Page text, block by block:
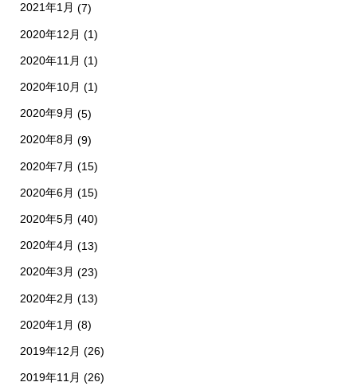
2021年1月 (7)
2020年12月 (1)
2020年11月 (1)
2020年10月 (1)
2020年9月 (5)
2020年8月 (9)
2020年7月 (15)
2020年6月 (15)
2020年5月 (40)
2020年4月 (13)
2020年3月 (23)
2020年2月 (13)
2020年1月 (8)
2019年12月 (26)
2019年11月 (26)